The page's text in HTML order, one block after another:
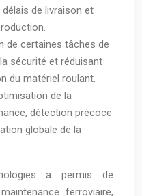
de livraison et
de certaines tâches de
sécurité et réduisant
du matériel roulant.
de la
détection précoce
globale de la
a permis de
ferroviaire,